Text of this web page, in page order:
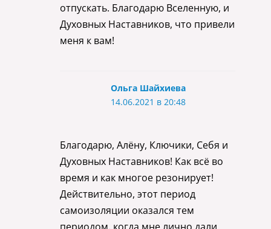
отпускать. Благодарю Вселенную, и
Духовных Наставников, что привели
меня к вам!
Ольга Шайхиева
14.06.2021 в 20:48
Благодарю, Алёну, Ключики, Себя и
Духовных Наставников! Как всё во
время и как многое резонирует!
Действительно, этот период
самоизоляции оказался тем